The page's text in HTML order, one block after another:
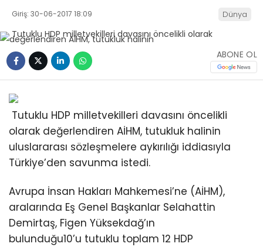
Giriş: 30-06-2017 18:09 Dünya
ABONE OL
Tutuklu HDP milletvekilleri davasını öncelikli
olarak değerlendiren AİHM, tutukluk halinin
uluslararası sözleşmelere aykırılığı iddiasıyla
Türkiye’den savunma istedi.
Avrupa İnsan Hakları Mahkemesi’ne (AİHM),
aralarında Eş Genel Başkanlar Selahattin
Demirtaş, Figen Yüksekdağ’ın
bulunduğu10’u tutuklu toplam 12 HDP